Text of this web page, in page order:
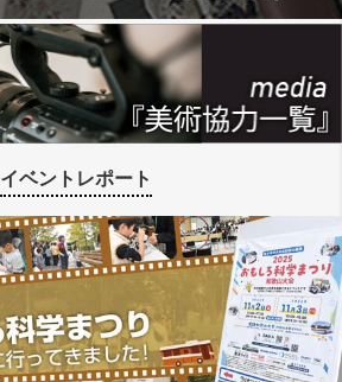
イベントレポート